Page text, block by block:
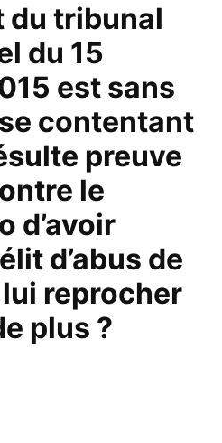
du tribunal
du 15
est sans
contentant
preuve
le
d’avoir
d’abus de
reprocher
plus ?